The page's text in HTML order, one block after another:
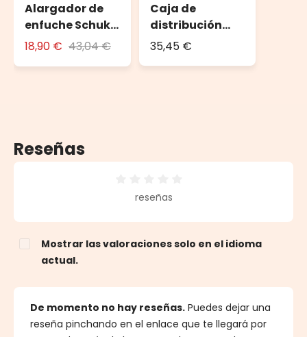
Alargador de
enfuche Schuko
10 m
18,90 € 43,04 €
Caja de
distribución
DRiBOX
35,45 €
Reseñas
Calificación promedio de 0 de 5 estrellas
reseñas
Mostrar las valoraciones solo en el idioma
actual.
De momento no hay reseñas. Puedes dejar una
reseña pinchando en el enlace que te llegará por